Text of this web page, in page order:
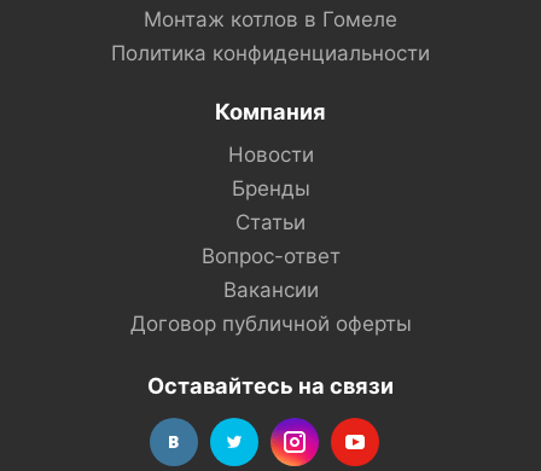
Монтаж котлов в Гомеле
Политика конфиденциальности
Компания
Новости
Бренды
Статьи
Вопрос-ответ
Вакансии
Договор публичной оферты
Оставайтесь на связи